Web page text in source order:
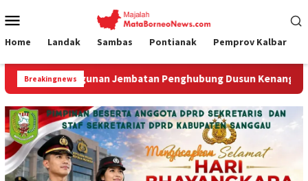
ke
Mobile
Home Landak Sambas Pontianak Pemprov Kalbar
Breakingnews
Jembatan Penghubung Dusun Kenanga II dan Melati Segera